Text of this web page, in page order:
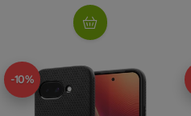
-10%